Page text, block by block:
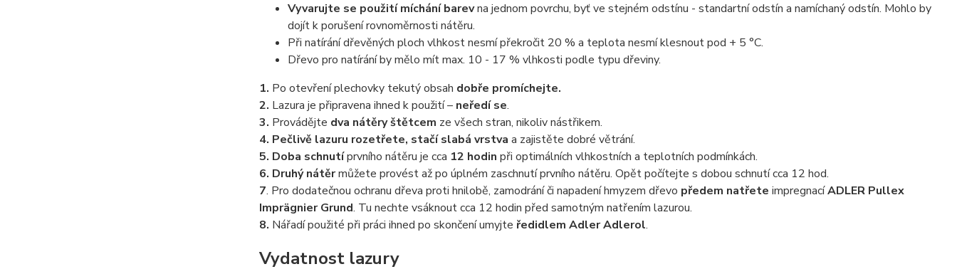
Vyvarujte se použití míchání barevna jednom povrchu, byť ve stejném odstínu - standartní odstín a namíchaný odstín. Mohlo by
dojít k porušení rovnoměrnosti nátěru.
Při natírání dřevěných ploch vlhkost nesmí překročit 20 % a teplota nesmí klesnout pod + 5 °C.
Dřevo pro natírání by mělo mít max. 10 - 17 % vlhkosti podle typu dřeviny.
1. Po otevření plechovky tekutý obsah dobře promíchejte.
2. Lazura je připravena ihned k použití – neředí se.
3. Provádějte dva nátěry štětcem ze všech stran, nikoliv nástřikem.
4. Pečlivě lazuru rozetřete, stačí slabá vrstva a zajistěte dobré větrání.
5. Doba schnutíprvního nátěru je cca 12 hodin při optimálních vlhkostních a teplotních podmínkách.
6. Druhý nátěrmůžete provést až po úplném zaschnutí prvního nátěru. Opět počítejte s dobou schnutí cca 12 hod.
7. Pro dodatečnou ochranu dřeva proti hnilobě, zamodrání či napadení hmyzem dřevo předem natřete impregnacíADLER Pullex
Imprägnier Grund. Tu nechte vsáknout cca 12 hodin před samotným natřením lazurou.
8. Nářadí použité při práci ihned po skončení umyjte ředidlem Adler Adlerol.
Vydatnost lazury